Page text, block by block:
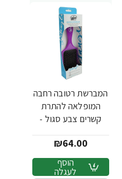
המברשת רטובה רחבה
המופלאה להתרת
קשרים צבע סגול -
₪64.00
הוסף
לעגלה